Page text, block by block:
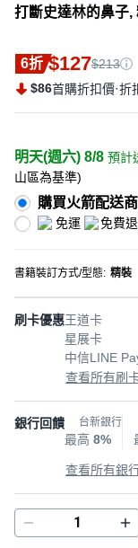
打斷史達林的鼻子,
6折 $127$213
$86首購折扣價·折
明天(週六) 8/8 預計
山區為基準)
購買火箭配送
免運 免費
書籍裝訂方式/型態: 精裝
刷卡優惠王道卡
星展卡
中信LINE
查看所有刷
銀行回饋 台新銀行
最高 8%
查看所有銀